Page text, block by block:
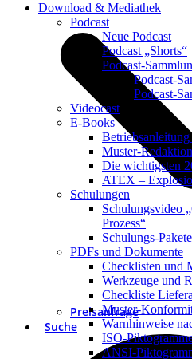
Preisanfrage
Suche
Download & Mediathek
Podcast
Neue Podcast
Podcast „Shorts“
Podcast-
Podcast-
Podcast-
Videocast
E-Books
Muster-
Die wichtigsten
ATEX –
Schulungen
Schulungsvideo
Prozess“
Schulungs-
PDFs und Dokumente
Checklisten und
Werkzeuge und
Checkliste
Muster-
Warnhinweise
ISO-
ANSI-